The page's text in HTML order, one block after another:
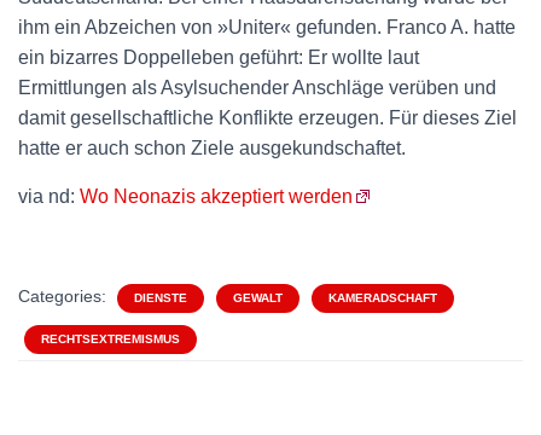
ihm ein Abzeichen von »Uniter« gefunden. Franco A. hatte
ein bizarres Doppelleben geführt: Er wollte laut
Ermittlungen als Asylsuchender Anschläge verüben und
damit gesellschaftliche Konflikte erzeugen. Für dieses Ziel
hatte er auch schon Ziele ausgekundschaftet.
via nd: Wo Neonazis akzeptiert werden
Categories: DIENSTE GEWALT KAMERADSCHAFT
RECHTSEXTREMISMUS